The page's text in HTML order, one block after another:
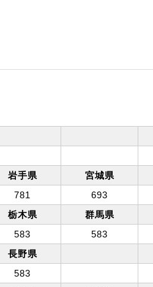
岩手県 宮城県
781 693
栃木県 群馬県
583 583
長野県
583